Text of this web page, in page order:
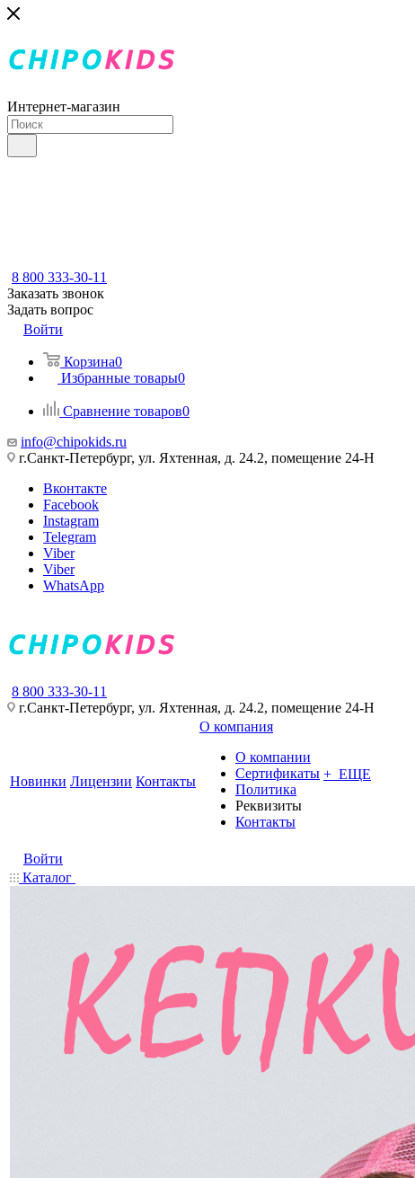
Интернет-магазин
8 800 333-30-11
Заказать звонок
Задать вопрос
Войти
Корзина0
Избранные товары0
Сравнение товаров0
info@chipokids.ru
г.Санкт-Петербург, ул. Яхтенная, д. 24.2, помещение 24-Н
Вконтакте
Facebook
Instagram
Telegram
Viber
Viber
WhatsApp
8 800 333-30-11
г.Санкт-Петербург, ул. Яхтенная, д. 24.2, помещение 24-Н
Новинки Лицензии Контакты
О компания
О компании
Сертификаты
Политика
Реквизиты
Контакты
+ ЕЩЕ
Войти
Каталог